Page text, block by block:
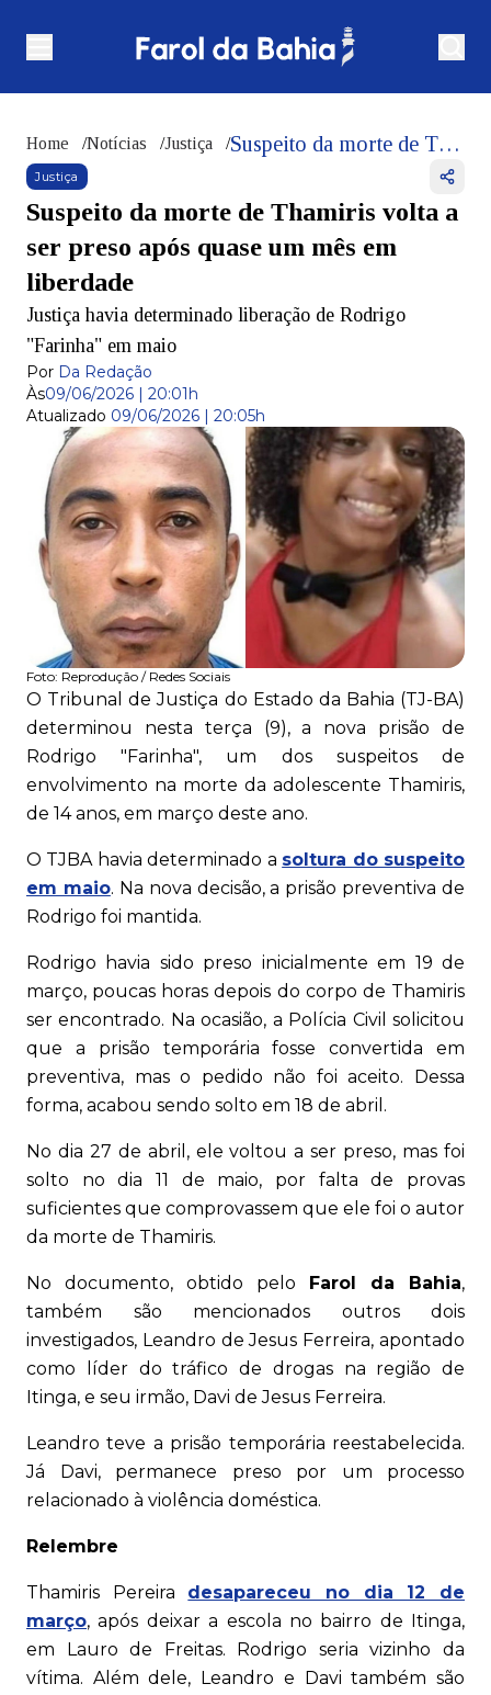
Home /Notícias /Justiça / Suspeito da morte de Thamiris volta a ser preso após quase um mês em liberdade
Justiça
Suspeito da morte de Thamiris volta a
ser preso após quase um mês em
liberdade
Justiça havia determinado liberação de Rodrigo
"Farinha" em maio
Por Da Redação
Às09/06/2026 | 20:01h
Atualizado 09/06/2026 | 20:05h
Foto: Reprodução / Redes Sociais
O Tribunal de Justiça do Estado da Bahia (TJ-BA)
determinou nesta terça (9), a nova prisão de
Rodrigo "Farinha", um dos suspeitos de
envolvimento na morte da adolescente Thamiris,
de 14 anos, em março deste ano.
O TJBA havia determinado a soltura do suspeito
em maio. Na nova decisão, a prisão preventiva de
Rodrigo foi mantida.
Rodrigo havia sido preso inicialmente em 19 de
março, poucas horas depois do corpo de Thamiris
ser encontrado. Na ocasião, a Polícia Civil solicitou
que a prisão temporária fosse convertida em
preventiva, mas o pedido não foi aceito. Dessa
forma, acabou sendo solto em 18 de abril.
No dia 27 de abril, ele voltou a ser preso, mas foi
solto no dia 11 de maio, por falta de provas
suficientes que comprovassem que ele foi o autor
da morte de Thamiris.
No documento, obtido pelo Farol da Bahia,
também são mencionados outros dois
investigados, Leandro de Jesus Ferreira, apontado
como líder do tráfico de drogas na região de
Itinga, e seu irmão, Davi de Jesus Ferreira.
Leandro teve a prisão temporária reestabelecida.
Já Davi, permanece preso por um processo
relacionado à violência doméstica.
Relembre
Thamiris Pereira desapareceu no dia 12 de
março, após deixar a escola no bairro de Itinga,
em Lauro de Freitas. Rodrigo seria vizinho da
vítima. Além dele, Leandro e Davi também são